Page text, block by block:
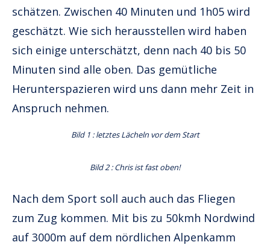
schätzen. Zwischen 40 Minuten und 1h05 wird
geschätzt. Wie sich herausstellen wird haben
sich einige unterschätzt, denn nach 40 bis 50
Minuten sind alle oben. Das gemütliche
Herunterspazieren wird uns dann mehr Zeit in
Anspruch nehmen.
Bild 1 : letztes Lächeln vor dem Start
Bild 2 : Chris ist fast oben!
Nach dem Sport soll auch auch das Fliegen
zum Zug kommen. Mit bis zu 50kmh Nordwind
auf 3000m auf dem nördlichen Alpenkamm